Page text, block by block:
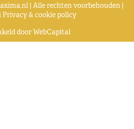
| Alle rechten voorbehouden |
| Privacy & cookie policy
doorWebCapital